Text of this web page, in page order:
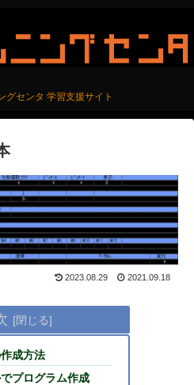
グセンタ 学習支援サイト
2023.08.29 2021.09.18
成方法
プログラム作成